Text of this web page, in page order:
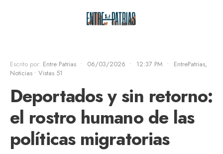
Escrito por: Entre Patrias • 06/03/2026 • 12:37 PM • EntrePatrias,
Noticias • Vistas 51
Deportados y sin retorno:
el rostro humano de las
políticas migratorias